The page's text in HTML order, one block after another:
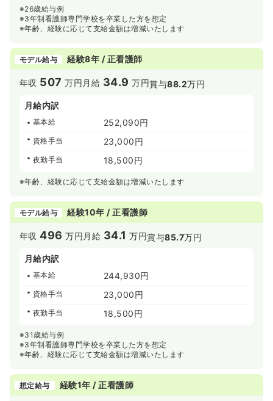
※26歳給与例
※3年制看護師専門学校を卒業した方を想定
※年齢、経験に応じて支給金額は増減いたします
モデル給与 経験8年 / 正看護師
年収 507 万円 月給 34.9 万円賞与88.2万円
月給内訳
基本給 252,090円
資格手当 23,000円
夜勤手当 18,500円
※年齢、経験に応じて支給金額は増減いたします
モデル給与 経験10年 / 正看護師
年収496 万円 月給 34.1 万円賞与85.7万円
月給内訳
基本給 244,930円
資格手当 23,000円
夜勤手当 18,500円
※31歳給与例
※3年制看護師専門学校を卒業した方を想定
※年齢、経験に応じて支給金額は増減いたします
想定給与 経験1年 / 正看護師